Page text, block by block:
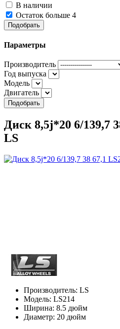
В наличии
Остаток больше 4
Подобрать
Параметры
Производитель
Год выпуска
Модель
Двигатель
Подобрать
Диск 8,5j*20 6/139,7
LS
Производитель: LS
Модель: LS214
Ширина: 8.5 дюйм
Диаметр: 20 дюйм